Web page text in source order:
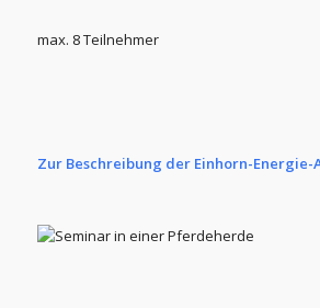
max. 8 Teilnehmer
Zur Beschreibung der Einhorn-Energie-